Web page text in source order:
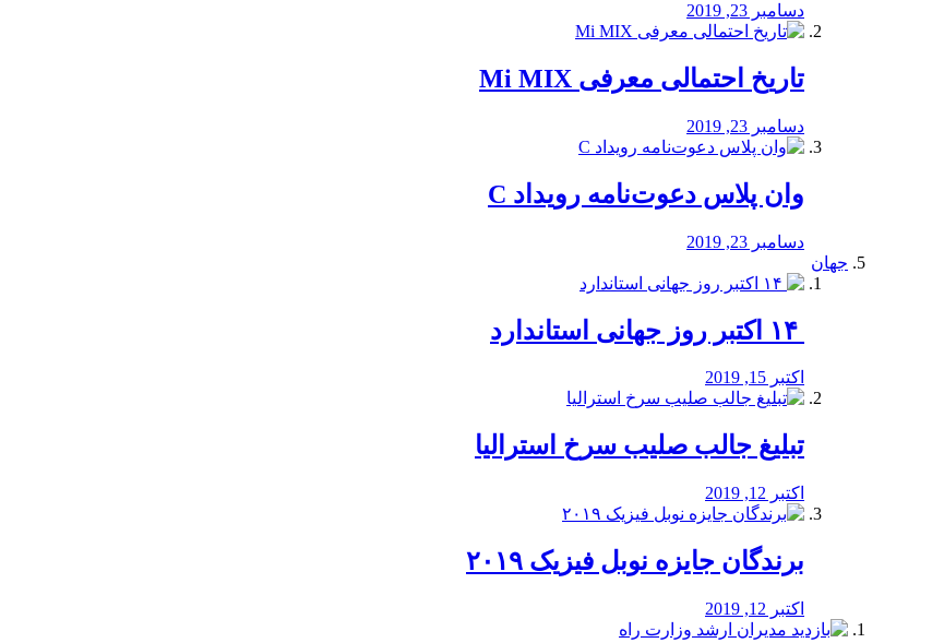
دسامبر 23, 2019
تاریخ احتمالی معرفی Mi MIX
دسامبر 23, 2019
وان پلاس دعوت‌نامه رویداد C
دسامبر 23, 2019
جهان
اکتبر 15, 2019
تبلیغ جالب صلیب سرخ استرالیا
اکتبر 12, 2019
برندگان جایزه نوبل فیزیک ۲۰۱۹
اکتبر 12, 2019